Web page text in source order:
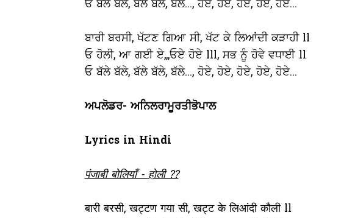
ਓ ਬੱਲੇ ਬੱਲੇ, ਬੱਲੇ ਬੱਲੇ, ਬੱਲੇ..., ਹੋਏ, ਹੋਏ, ਹੋਏ, ਹੋਏ, ਹੋਏ...
ਬਾਰੀ ਬਰਸੀ, ਖੱਟਣ ਗਿਆ ਸੀ, ਖੱਟ ਕੇ ਲਿਆਂਦੀ ਕੜਾਹੀ ll
ਓ ਹੋਲੀ, ਆ ਗਈ ਏ,,,ਓਏ ਹੋਏ lll, ਸਭ ਨੂੰ ਹੋਵੇ ਵਧਾਈ ll
ਓ ਬੱਲੇ ਬੱਲੇ, ਬੱਲੇ ਬੱਲੇ, ਬੱਲੇ..., ਹੋਏ, ਹੋਏ, ਹੋਏ, ਹੋਏ, ਹੋਏ...
ਅਪਲੋਡਰ- ਅਨਿਲਰਾਮੂਰਤੀਭੋਪਾਲ
Lyrics in Hindi
पंजाबी बोलियाँ - होली ??
बारी बरसी, खट्टण गया सी, खट्ट के लिआंदी कौली ll